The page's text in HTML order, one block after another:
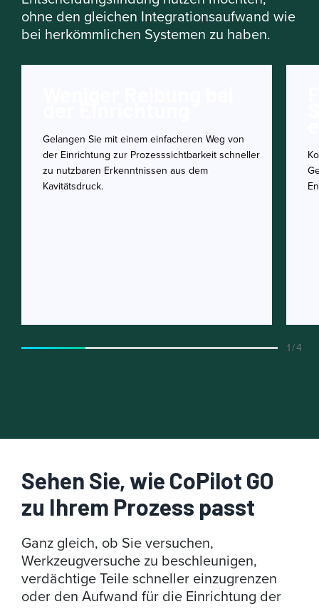
ohne den gleichen Integrationsaufwand wie
bei herkömmlichen Systemen zu haben.
Gelangen Sie mit einem einfacheren Weg von
der Einrichtung zur Prozesssichtbarkeit schneller
zu nutzbaren Erkenntnissen aus dem
Kavitätsdruck.
1 / 4
Sehen Sie, wie CoPilot GO
zu Ihrem Prozess passt
Ganz gleich, ob Sie versuchen,
Werkzeugversuche zu beschleunigen,
verdächtige Teile schneller einzugrenzen
oder den Aufwand für die Einrichtung der